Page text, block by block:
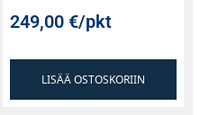
249,00€/pkt
LISÄÄ OSTOSKORIIN